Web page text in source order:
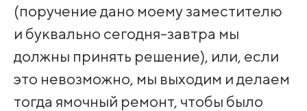
(поручение дано моему заместителю
и буквально сегодня-завтра мы
должны принять решение), или, если
это невозможно, мы выходим и делаем
тогда ямочный ремонт, чтобы было